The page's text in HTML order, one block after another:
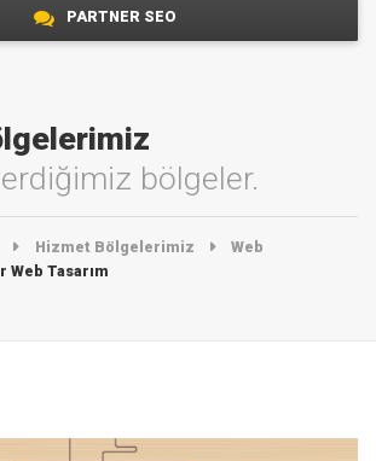
PARTNER SEO
bölgeler.
Hizmet Bölgelerimiz
Web
Web Tasarım